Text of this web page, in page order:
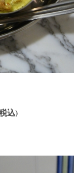
込)